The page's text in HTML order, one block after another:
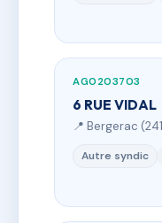
AG0203703
6 RUE VIDAL
📍 Bergerac
Autre syndic